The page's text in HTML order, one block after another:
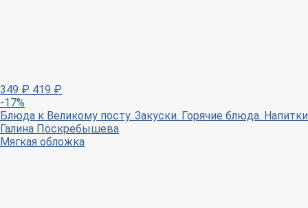
349 ₽ 419 ₽
-17%
Блюда к Великому посту. Закуски. Горячие блюда. Напитки
Галина Поскребышева
Мягкая обложка